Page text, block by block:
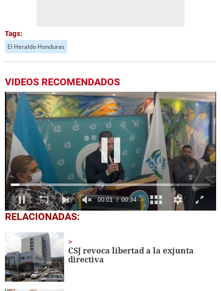
Tags:
El Heraldo Honduras
VIDEOS RECOMENDADOS
0
seconds
seconds
RELACIONADAS:
CSJ revoca libertad a la exjunta
directiva